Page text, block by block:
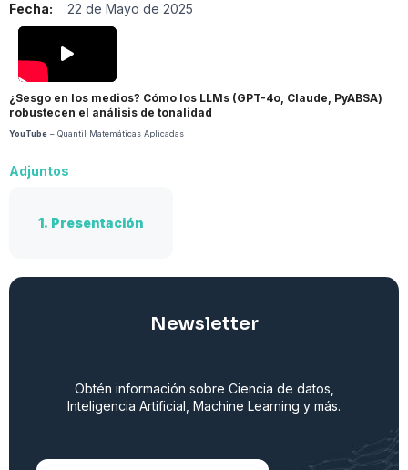
Fecha:
22 de Mayo de 2025
¿Sesgo en los medios? Cómo los LLMs (GPT-4o, Claude, PyABSA)
robustecen el análisis de tonalidad
YouTube – Quantil Matemáticas Aplicadas
Adjuntos
1. Presentación
Newsletter
Obtén información sobre Ciencia de datos,
Inteligencia Artificial, Machine Learning y más.